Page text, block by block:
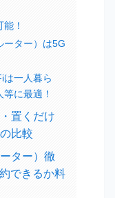
！
ーター）は5G
は一人暮ら
に最適！
置くだけ
比較
ター）徹
できるか料